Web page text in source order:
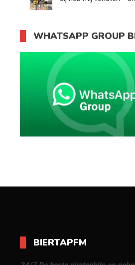
WHATSAPP GROUP
BIERTAPFM